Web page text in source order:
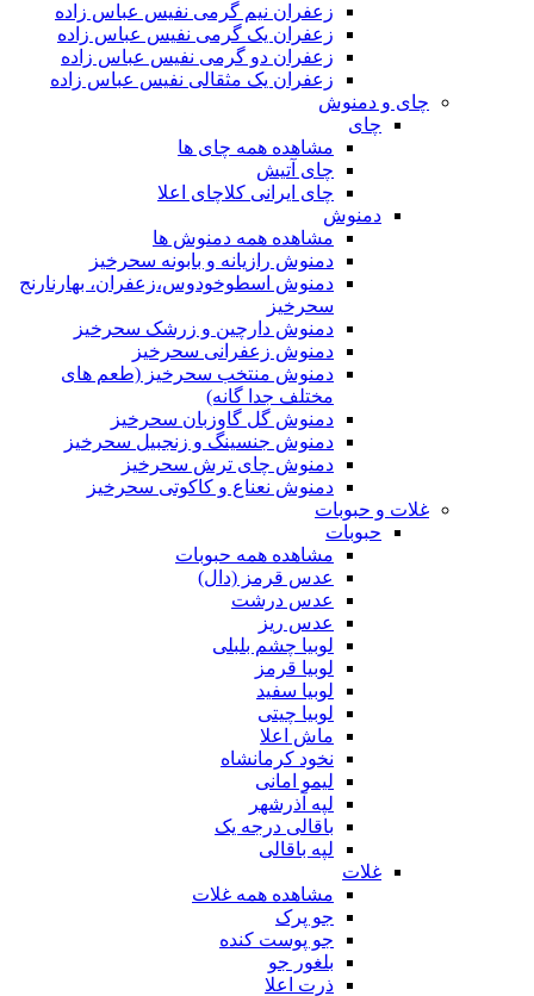
زعفران نیم گرمی نفیس عباس زاده
زعفران یک گرمی نفیس عباس زاده
زعفران دو گرمی نفیس عباس زاده
زعفران یک مثقالی نفیس عباس زاده
چای و دمنوش
چای
مشاهده همه چای ها
چای آتیش
چای ایرانی کلاچای اعلا
دمنوش
مشاهده همه دمنوش ها
دمنوش رازیانه و بابونه سحرخیز
دمنوش اسطوخودوس،زعفران، بهارنارنج
سحرخیز
دمنوش دارچین و زرشک سحرخیز
دمنوش زعفرانی سحرخیز
دمنوش منتخب سحرخیز (طعم های
مختلف جدا گانه)
دمنوش گل گاوزبان سحرخیز
دمنوش جنسینگ و زنجبیل سحرخیز
دمنوش چای ترش سحرخیز
دمنوش نعناع و کاکوتی سحرخیز
غلات و حبوبات
حبوبات
مشاهده همه حبوبات
عدس قرمز (دال)
عدس درشت
عدس ریز
لوبیا چشم بلبلی
لوبیا قرمز
لوبیا سفید
لوبیا چیتی
ماش اعلا
نخود کرمانشاه
لیمو امانی
لپه آذرشهر
باقالی درجه یک
لپه باقالی
غلات
مشاهده همه غلات
جو پرک
جو پوست کنده
بلغور جو
ذرت اعلا